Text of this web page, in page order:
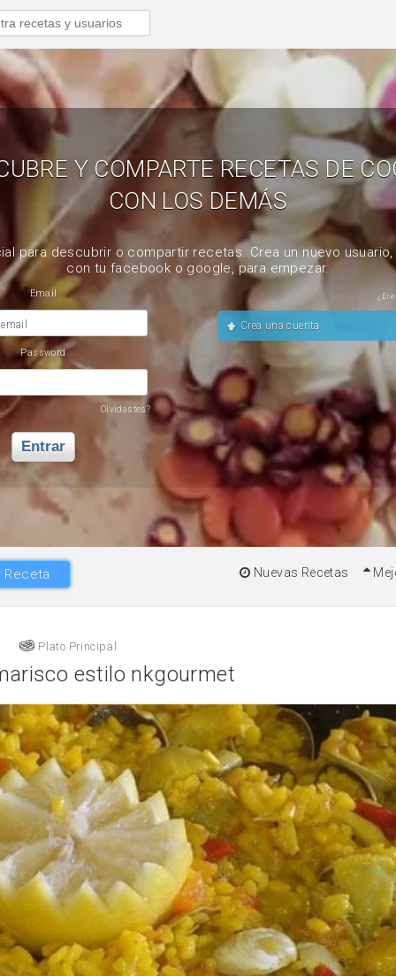
Y COMPARTE RECETAS DE
CON LOS DEMÁS
para descubrir o compartir recetas. Crea un nuevo
con tu facebook o google, para empezar.
Email
Password
Olvidastes?
Entrar
Crea una cuenta
Nuevas Recetas
Plato Principal
estilo nkgourmet